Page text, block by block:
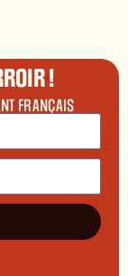
!
FRANÇAIS